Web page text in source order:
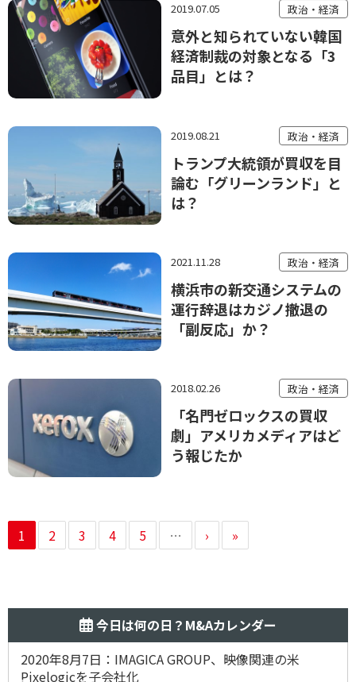
2019.07.05 政治・経済
意外と知られていない韓国
経済制裁の対象となる「3
品目」とは？
2019.08.21 政治・経済
トランプ大統領が買収を目
論む「グリーンランド」と
は？
2021.11.28 政治・経済
横浜市の新交通システムの
運行辞退はカジノ撤退の
「副反応」か？
2018.02.26 政治・経済
「名門ゼロックスの買収
劇」アメリカメディアはど
う報じたか
1 2 3 4 5 … › »
今日は何の日？M&Aカレンダー
2020年8月7日：IMAGICA GROUP、映像関連の米
Pixelogicを子会社化